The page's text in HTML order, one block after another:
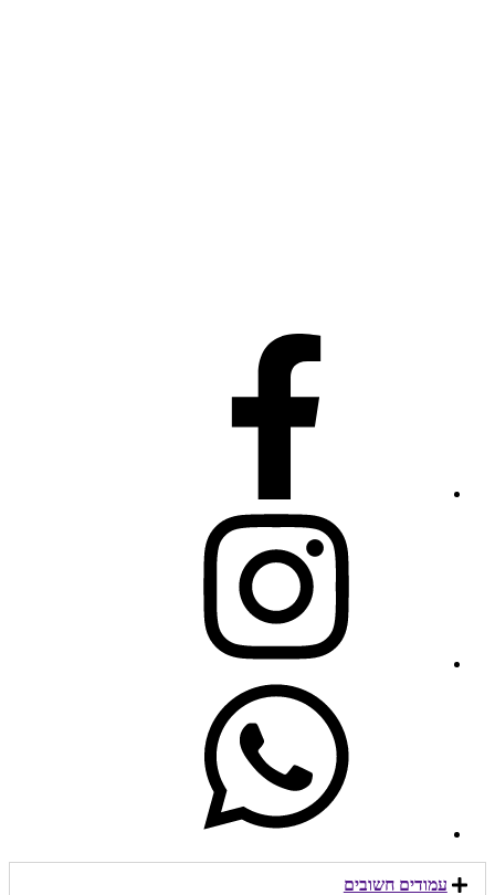
עמודים חשובים